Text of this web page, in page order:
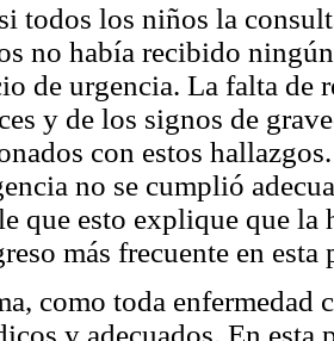
todos los niños la
no había recibido
de urgencia. La falta de
y de los signos de
con estos
no se cumplió
que esto explique que
más frecuente en esta
como toda
y adecuados. En esta